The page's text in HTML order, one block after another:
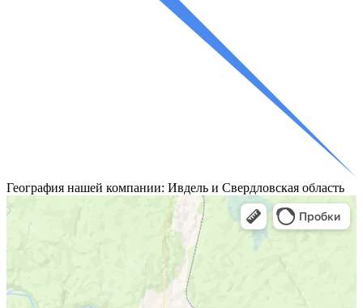
География нашей компании: Ивдель и Свердловская область